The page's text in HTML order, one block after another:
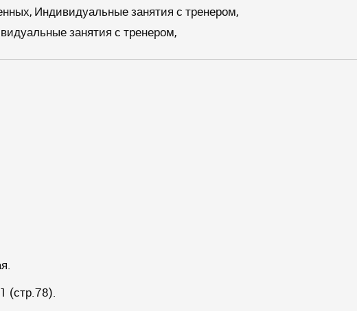
Индивидуальные занятия с тренером,
занятия с тренером,
(стр.78).